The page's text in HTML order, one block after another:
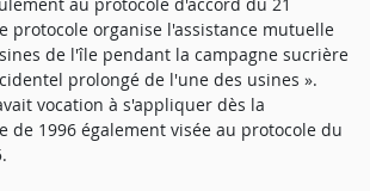
protocole organise l'assistance mutuelle
de l'île pendant la campagne sucrière
prolongé de l'une des usines ».
vocation à s'appliquer dès la
de 1996 également visée au protocole du